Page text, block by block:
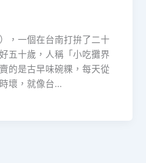
，一個在台南打拚了二十
五十歲，人稱「小吃攤界
的是古早味碗粿，每天從
壞，就像台…